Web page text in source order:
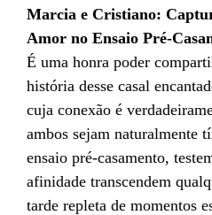
Marcia e Cristiano:
Amor no Ensaio Pré-
É uma honra poder
história desse casal
cuja conexão é
ambos sejam naturalmente
ensaio pré-casamento,
afinidade transcendem
tarde repleta de momentos